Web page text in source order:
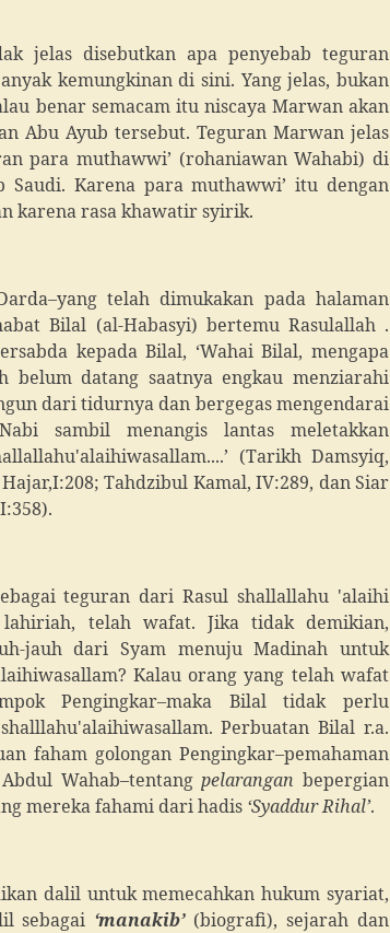
jelas disebutkan apa penyebab teguran
kemungkinan di sini. Yang jelas, bukan
benar semacam itu niscaya Marwan akan
Abu Ayub tersebut. Teguran Marwan jelas
para muthawwi’ (rohaniawan Wahabi) di
Karena para muthawwi’ itu dengan
karena rasa khawatir syirik.
–yang telah dimukakan pada halaman
Bilal (al-Habasyi) bertemu Rasulallah .
kepada Bilal, ‘Wahai Bilal, mengapa
belum datang saatnya engkau menziarahi
dari tidurnya dan bergegas mengendarai
sambil menangis lantas meletakkan
(Tarikh Damsyiq,
Tahdzibul Kamal, IV:289, dan Siar
teguran dari Rasul shallallahu 'alaihi
telah wafat. Jika tidak demikian,
jauh dari Syam menuju Madinah untuk
Kalau orang yang telah wafat
Pengingkar–maka Bilal tidak perlu
Perbuatan Bilal r.a.
faham golongan Pengingkar–pemahaman
Wahab–tentangpelarangan bepergian
mereka fahami dari hadis ‘Syaddur Rihal’.
dalil untuk memecahkan hukum syariat,
sebagai ‘manakib’ (biografi), sejarah dan